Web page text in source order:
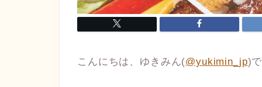
こんにちは、ゆきみん(@yukimin_jp)